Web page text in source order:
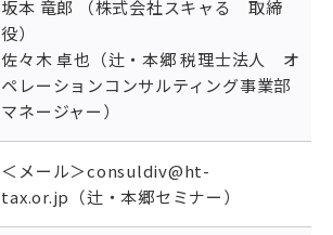
坂本 竜郎 （株式会社スキャる 取締
役）
佐々木 卓也（辻・本郷 税理士法人 オ
ペレーションコンサルティング事業部
マネージャー）
＜メール＞consuldiv@ht-
tax.or.jp（辻・本郷セミナー）